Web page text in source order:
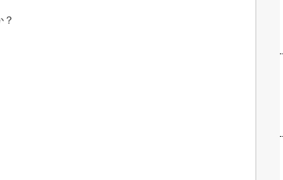
？